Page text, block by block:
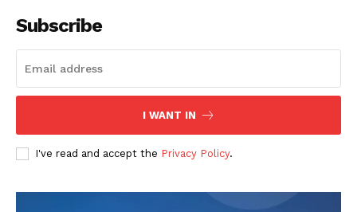
Subscribe
I WANT IN
I've read and accept the Privacy Policy.